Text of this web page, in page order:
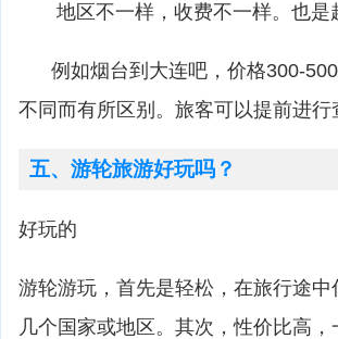
地区不一样，收费不一样。也是
例如烟台到大连吧，价格300-500
不同而有所区别。旅客可以提前进
五、游轮旅游好玩吗？
好玩的
游轮游玩，首先是轻松，在旅行途
几个国家或地区。其次，性价比高